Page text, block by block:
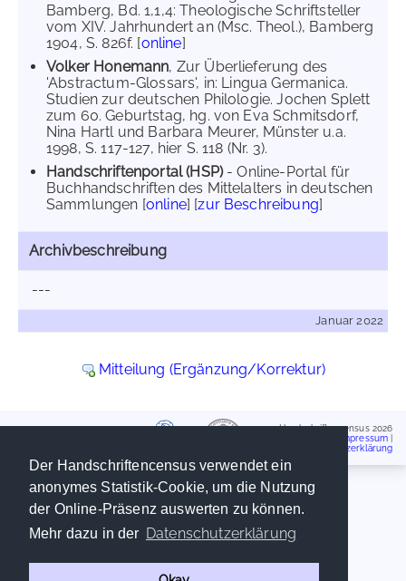
Der Handschriftencensus verwendet ein
anonymes Statistik-Cookie, um die Nutzung
der Online-Präsenz auswerten zu können.
Mehr dazu in der Datenschutzerklärung
Bamberg, Bd. 1,1,4: Theologische Schriftsteller
vom XIV. Jahrhundert an (Msc. Theol.), Bamberg
1904, S. 826f. [online]
Volker Honemann, Zur Überlieferung des
'Abstractum-Glossars', in: Lingua Germanica.
Studien zur deutschen Philologie. Jochen Splett
zum 60. Geburtstag, hg. von Eva Schmitsdorf,
Nina Hartl und Barbara Meurer, Münster u.a.
1998, S. 117-127, hier S. 118 (Nr. 3).
Handschriftenportal (HSP)- Online-Portal für
Buchhandschriften des Mittelalters in deutschen
Sammlungen [online] [zur Beschreibung]
Archivbeschreibung
---
Januar 2022
Mitteilung (Ergänzung/Korrektur)
Handschriftencensus 2026
Impressum
Datenschutzerklärung